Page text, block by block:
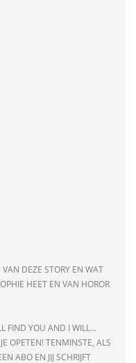
DEZE STORY EN WAT
HEET EN VAN HOROR
FIND YOU AND I WILL...
OPETEN! TENMINSTE, ALS
ABO EN JIJ SCHRIJFT